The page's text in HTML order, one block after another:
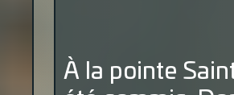
À la pointe